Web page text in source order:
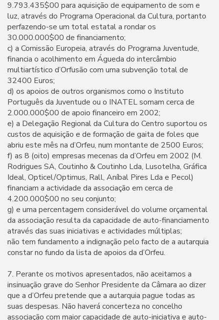
9.793.435$00 para aquisição de equipamento de som e
luz, através do Programa Operacional da Cultura, portanto
perfazendo-se um total estatal a rondar os
30.000.000$00 de financiamento;
c) a Comissão Europeia, através do Programa Juventude,
financia o acolhimento em Águeda do intercâmbio
multiartístico d’Orfusão com uma subvenção total de
32400 Euros;
d) os apoios de outros organismos como o Instituto
Português da Juventude ou o INATEL somam cerca de
2.000.000$00 de apoio financeiro em 2002;
e) a Delegação Regional da Cultura do Centro suportou os
custos de aquisição e de formação de gaita de foles que
abriu este mês na d’Orfeu, num montante de 2500 Euros;
f) as 8 (oito) empresas mecenas da d’Orfeu em 2002 (M.
Rodrigues SA, Coutinho & Coutinho Lda, Lusotelha, Gráfica
Ideal, Opticel/Optimus, Rall, Aníbal Pires Lda e Pecol)
financiam a actividade da associação em cerca de
4.200.000$00 no seu conjunto;
g) e uma percentagem considerável do volume orçamental
da associação resulta da capacidade de auto-financiamento
através das suas iniciativas e actividades múltiplas;
não tem fundamento a indignação pelo facto de a autarquia
constar no fundo da lista de apoios da d’Orfeu.
7. Perante os motivos apresentados, não aceitamos a
insinuação grave do Senhor Presidente da Câmara ao dizer
que a d’Orfeu pretende que a autarquia pague todas as
suas despesas. Não haverá concerteza no concelho
associação com maior capacidade de auto-iniciativa e auto-